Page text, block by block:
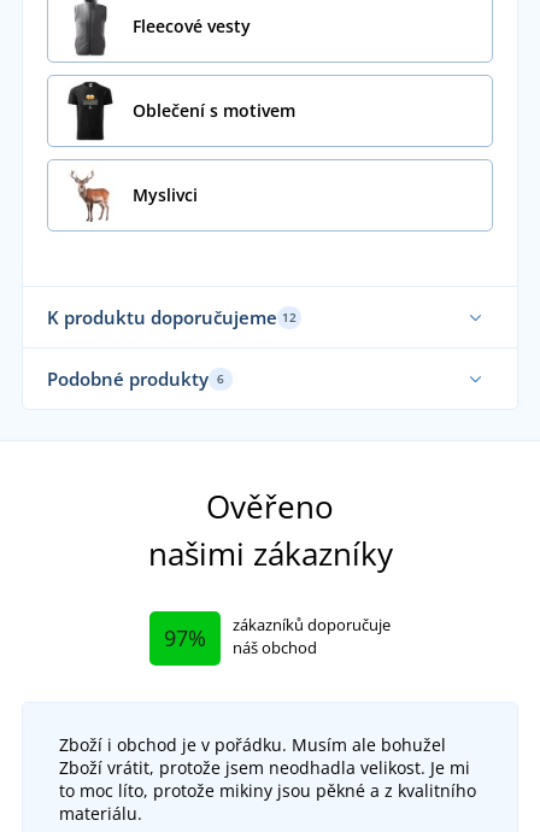
Fleecové vesty
Oblečení s motivem
Myslivci
K produktu doporučujeme 12
Kšiltovka s výšivkou Štika
Podobné produkty 6
Pletená čepice s výšivkou Liška
Ověřeno
našimi zákazníky
97%
zákazníků doporučuje
náš obchod
Zboží i obchod je v pořádku. Musím ale bohužel
Zboží vrátit, protože jsem neodhadla velikost. Je mi
to moc líto, protože mikiny jsou pěkné a z kvalitního
materiálu.